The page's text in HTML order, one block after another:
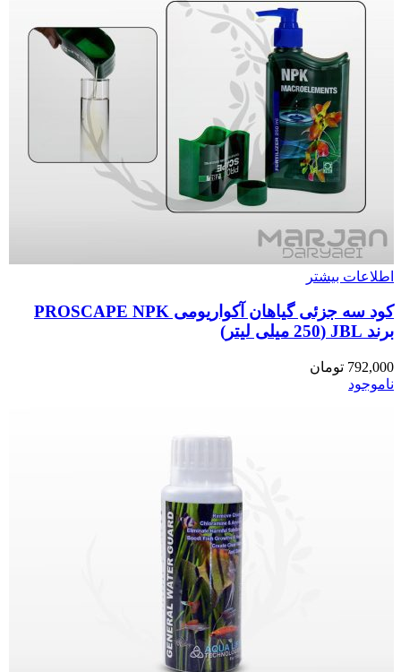
اطلاعات بیشتر
کود سه جزئی گیاهان آکواریومی PROSCAPE NPK
برند JBL (250 میلی لیتر)
792,000 تومان
ناموجود